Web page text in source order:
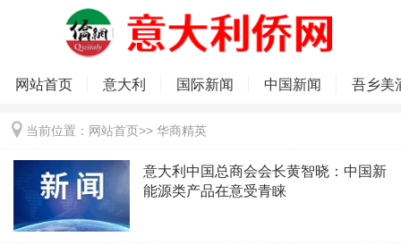
网站首页 意大利 国际新闻 中国新闻 吾乡美
当前位置： 网站首页>> 华商精英
意大利中国总商会会长黄智晓：中国新
能源类产品在意受青睐